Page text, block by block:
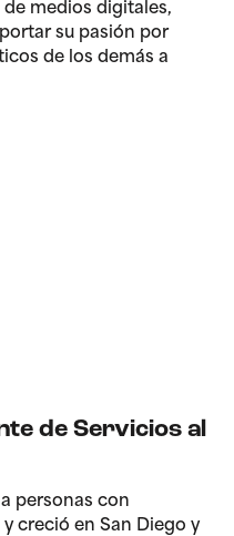
medios digitales,
su pasión por
de los demás a
de Servicios al
personas con
creció en San Diego y